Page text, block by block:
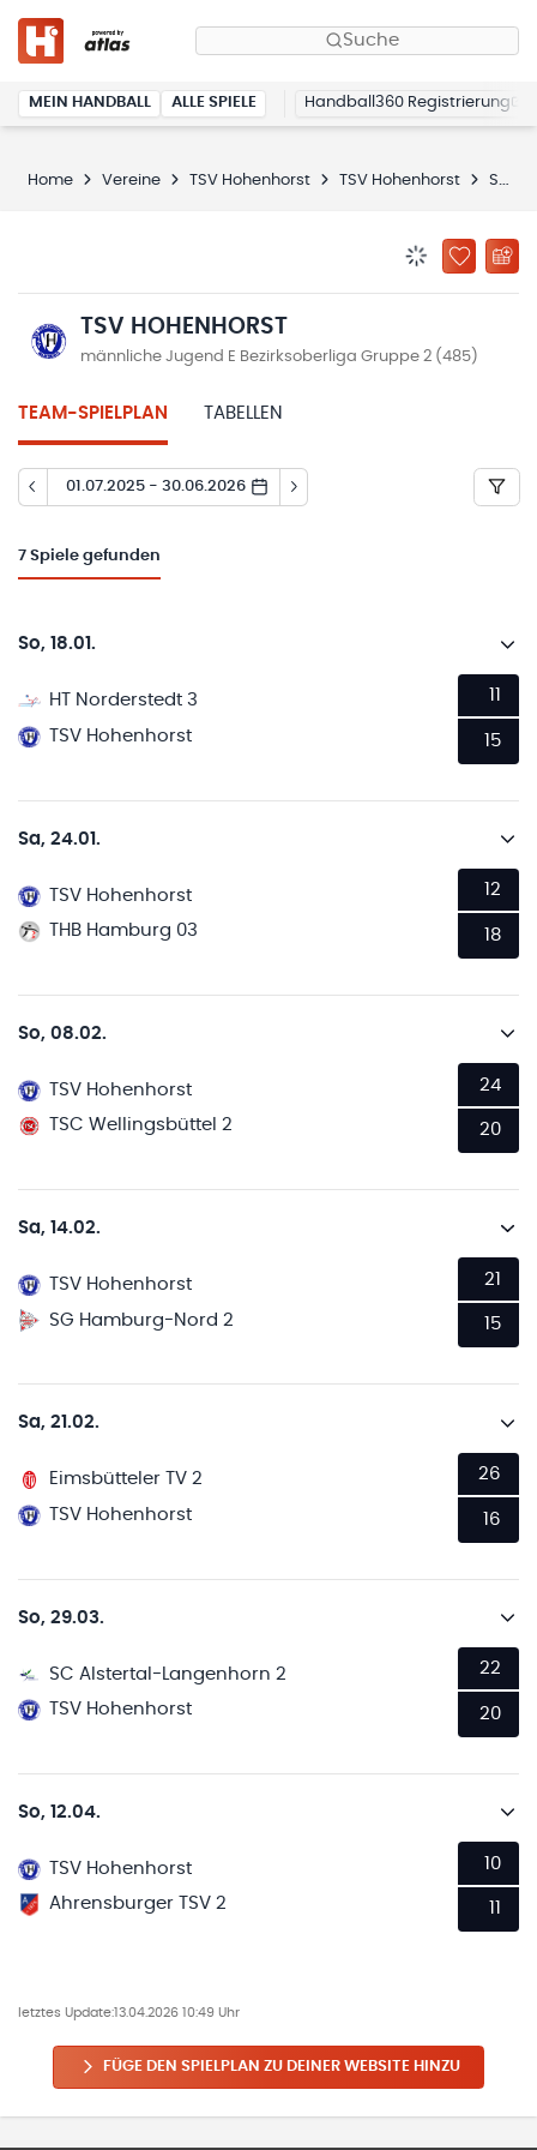
Suche
MEIN HANDBALL ALLE SPIELE Handball360 Registrierung
Home Vereine TSV Hohenhorst TSV Hohenhorst Spielplan
ZU
TSV HOHENHORST
männliche Jugend E Bezirksoberliga Gruppe 2 (485)
TEAM-SPIELPLAN TABELLEN
01.07.2025 - 30.06.2026
7 Spiele gefunden
So, 18.01.
HT Norderstedt 3
TSV Hohenhorst
15
Sa, 24.01.
TSV Hohenhorst
THB Hamburg 03
12
18
So, 08.02.
TSV Hohenhorst
TSC Wellingsbüttel 2
24
20
Sa, 14.02.
TSV Hohenhorst
SG Hamburg-Nord 2
21
15
Sa, 21.02.
Eimsbütteler TV 2
TSV Hohenhorst
26
16
So, 29.03.
SC Alstertal-Langenhorn 2
TSV Hohenhorst
22
20
So, 12.04.
TSV Hohenhorst
Ahrensburger TSV 2
10
letztes Update:13.04.2026 10:49 Uhr
FÜGE DEN SPIELPLAN ZU DEINER WEBSITE HINZU